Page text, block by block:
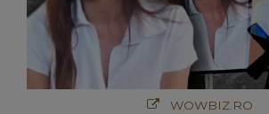
WOWBIZ.RO